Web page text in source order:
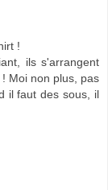
!
ils s'arrangent
Moi non plus, pas
il faut des sous, il